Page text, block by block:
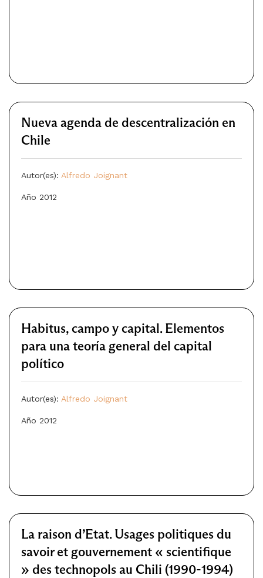
Nueva agenda de descentralización en
Chile
Autor(es): Alfredo Joignant
Año 2012
Habitus, campo y capital. Elementos
para una teoría general del capital
político
Autor(es): Alfredo Joignant
Año 2012
La raison d’Etat. Usages politiques du
savoir et gouvernement « scientifique
» des technopols au Chili (1990-1994)